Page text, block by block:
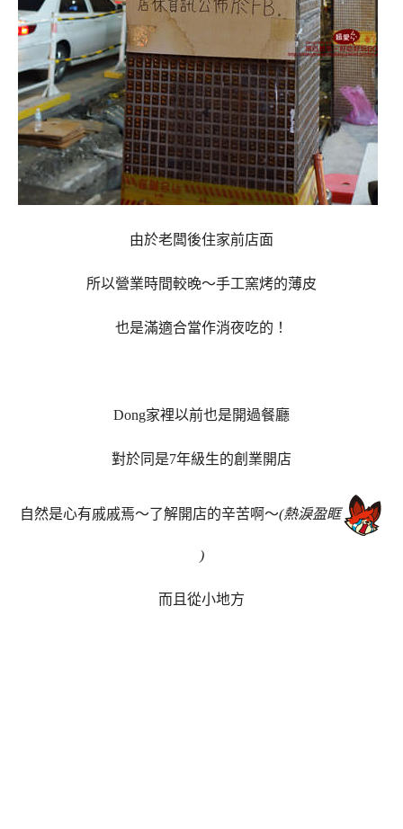
由於老闆後住家前店面
所以營業時間較晚～手工窯烤的薄皮
也是滿適合當作消夜吃的！
Dong家裡以前也是開過餐廳
對於同是7年級生的創業開店
自然是心有戚戚焉～了解開店的辛苦啊～(熱淚盈眶
)
而且從小地方